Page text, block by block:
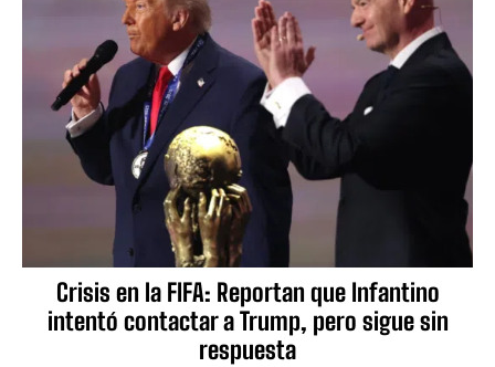
Crisis en la FIFA: Reportan que Infantino
intentó contactar a Trump, pero sigue sin
respuesta